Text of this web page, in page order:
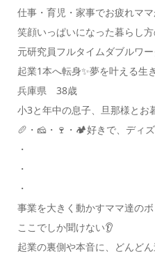
仕事・育児・家事でお疲れママ
笑顔いっぱいになった暮らし
元研究員フルタイムダブルワ
起業1本へ転身✨夢を叶える生
兵庫県 38歳
小3と年中の息子、旦那様とお
🥖・🧀・🍷・🏕好きで、ディ
・
・
・
事業を大きく動かすママ達の
ここでしか聞けない👂
起業の裏側や本音に、どんど